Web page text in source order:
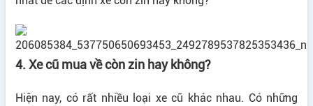
4. Xe cũ mua về còn zin hay không?
Hiện nay, có rất nhiều loại xe cũ khác nhau. Có những